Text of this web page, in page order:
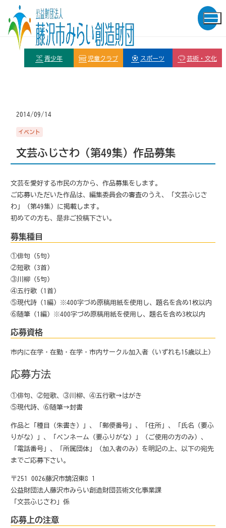
青少年 児童クラブ スポーツ 芸術・文化
2014/09/14
イベント
文芸ふじさわ（第49集）作品募集
文芸を愛好する市民の方から、作品募集をします。
ご応募いただいた作品は、編集委員会の審査のうえ、「文芸ふじさ
わ」（第49集）に掲載します。
初めての方も、是非ご投稿下さい。
募集種目
①俳句（5句）
②短歌（3首）
③川柳（5句）
④五行歌（1首）
⑤現代詩（1編）※400字づめ原稿用紙を使用し、題名を含め1枚以内
⑥随筆（1編）※400字づめ原稿用紙を使用し、題名を含め3枚以内
応募資格
市内に在学・在勤・在学・市内サークル加入者（いずれも15歳以上）
応募方法
①俳句、②短歌、③川柳、④五行歌→はがき
⑤現代詩、⑥随筆→封書
作品と「種目（朱書き）」、「郵便番号」、「住所」、「氏名（要ふ
りがな）」、「ペンネーム（要ふりがな）」（ご使用の方のみ）、
「電話番号」、「所属団体」（加入者のみ）を明記の上、以下の宛先
までご応募下さい。
〒251-0026藤沢市鵠沼東8-1
公益財団法人藤沢市みらい創造財団芸術文化事業課
「文芸ふじさわ」係
応募上の注意